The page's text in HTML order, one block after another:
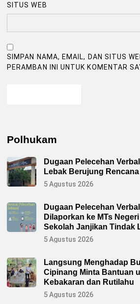
SITUS WEB
SIMPAN NAMA, EMAIL, DAN SITUS
PERAMBAN INI UNTUK KOMENTAR
Polhukam
Dugaan Pelecehan
Lebak Berujung
5 Agustus 2026
Dugaan Pelecehan
Dilaporkan ke MTs
Sekolah Janjikan Tindak
5 Agustus 2026
Langsung Menghadap
Cipinang Minta Bantuan
Kebakaran dan Rutilahu
5 Agustus 2026